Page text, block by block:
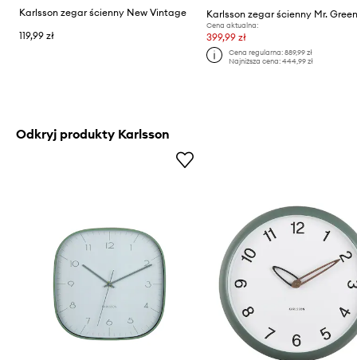
Karlsson zegar ścienny New Vintage
119,99 zł
Karlsson zegar ścienny Mr.
Cena aktualna:
399,99 zł
Cena regularna: 889,99 zł
Najniższa cena: 444,99 zł
Odkryj produkty Karlsson